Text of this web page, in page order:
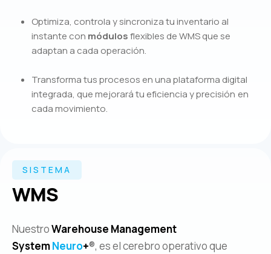
Optimiza, controla y sincroniza tu inventario al
instante con módulosflexibles de WMS que se
adaptan a cada operación.
Transforma tus procesos en una plataforma digital
integrada, que mejorará tu eficiencia y precisión en
cada movimiento.
SISTEMA
WMS
NuestroWarehouse Management
SystemNeuro+®, es el cerebro operativo que